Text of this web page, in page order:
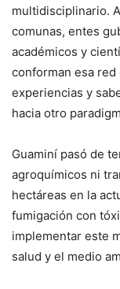
multidisciplinario.
comunas, entes
académicos y
conforman esa
experiencias y
hacia otro
Guaminí pasó de
agroquímicos ni
hectáreas en la
fumigación con
implementar este
salud y el medio